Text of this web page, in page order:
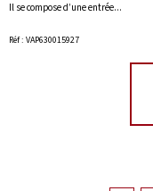
Il se compose d’une entrée...
Réf : VAP630015927